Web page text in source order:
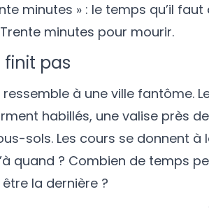
minutes » : le temps qu’il
minutes pour mourir.
finit pas
ressemble à une ville fantôme.
habillés, une valise près
sols. Les cours se donnent
quand ? Combien de temps
la dernière ?